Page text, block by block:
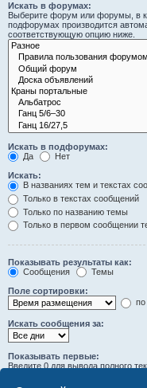
Искать в форумах:
Выберите форум или форумы, в
подфорумах производится
соответствующую опцию ниже.
Искать в подфорумах:
Да
Нет
Искать:
В названиях тем и текстах
Только в текстах сообщений
Только по названию темы
Только в первом сообщении
Показывать результаты как:
Сообщения
Темы
Поле сортировки:
по
Искать сообщения за:
Показывать первые:
Введите 0 для вывода полного